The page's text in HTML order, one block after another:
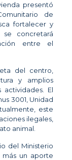
presentó
de
fortalecer y
concretará
entre el
del centro,
y amplios
El
3001, Unidad
este
ilegales,
animal.
del Ministerio
un aporte